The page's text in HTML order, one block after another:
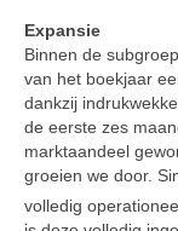
Expansie
Binnen de
van het boekjaar
dankzij
de eerste zes
marktaandeel
groeien we door.
volledig